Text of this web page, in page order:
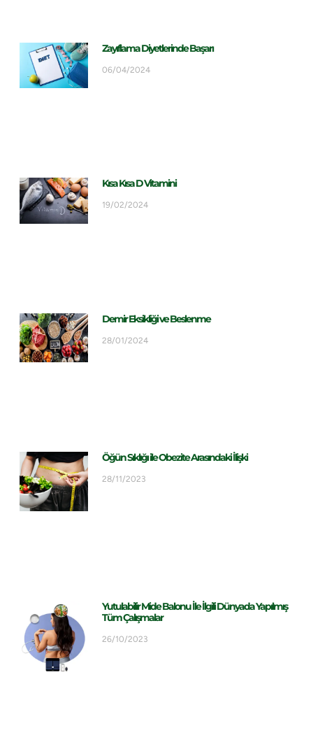
Zayıflama Diyetlerinde Başarı
06/04/2024
Kısa Kısa D Vitamini
19/02/2024
Demir Eksikliği ve Beslenme
28/01/2024
Öğün Sıklığı ile Obezite Arasındaki İlişki
28/11/2023
Yutulabilir Mide Balonu İle İlgili Dünyada Yapılmış
Tüm Çalışmalar
26/10/2023